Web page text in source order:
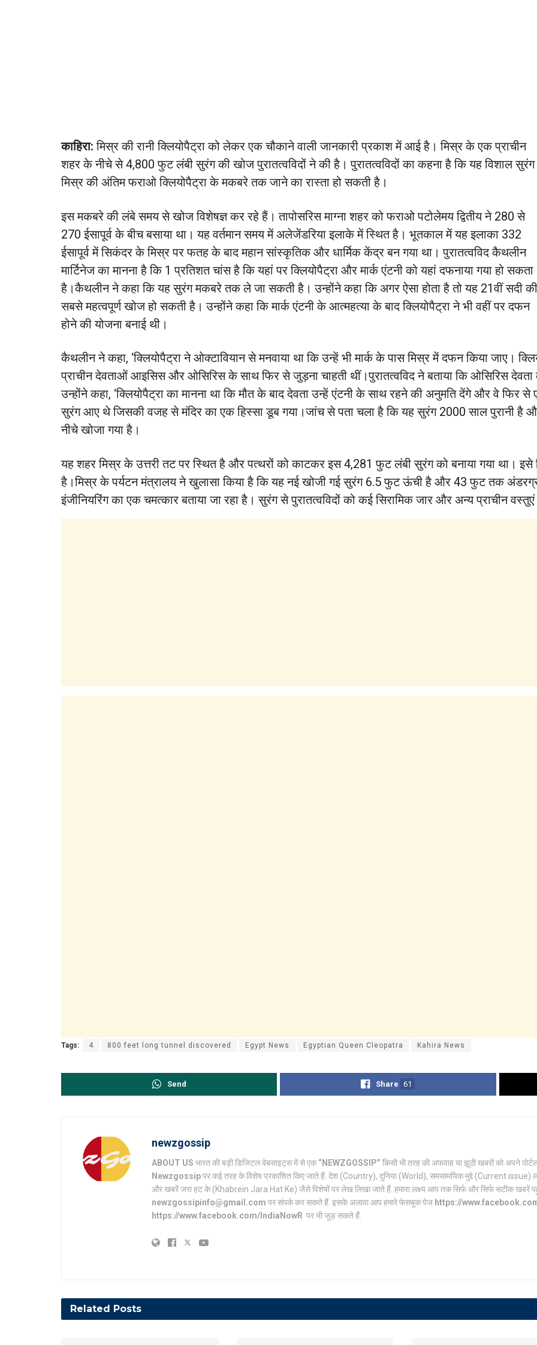
काहिरा: मिस्र की रानी क्लियोपैट्रा को लेकर एक चौकाने वाली जानकारी प्रकाश में आई है। मिस्र के एक प्राचीन
शहर के नीचे से 4,800 फुट लंबी सुरंग की खोज पुरातत्वविदों ने की है। पुरातत्वविदों का कहना है कि यह विशाल सुरंग
मिस्र की अंतिम फराओ क्लियोपैट्रा के मकबरे तक जाने का रास्ता हो सकती है।
इस मकबरे की लंबे समय से खोज विशेषज्ञ कर रहे हैं। तापोसरिस माग्ना शहर को फराओ पटोलेमय द्वितीय ने 280 से
270 ईसापूर्व के बीच बसाया था। यह वर्तमान समय में अलेजेंडरिया इलाके में स्थित है। भूतकाल में यह इलाका 332
ईसापूर्व में सिकंदर के मिस्र पर फतह के बाद महान सांस्कृतिक और धार्मिक केंद्र बन गया था। पुरातत्वविद कैथलीन
मार्टिनेज का मानना है कि 1 प्रतिशत चांस है कि यहां पर क्लियोपैट्रा और मार्क एंटनी को यहां दफनाया गया हो सकता
है।कैथलीन ने कहा कि यह सुरंग मकबरे तक ले जा सकती है। उन्होंने कहा कि अगर ऐसा होता है तो यह 21वीं सदी की
सबसे महत्वपूर्ण खोज हो सकती है। उन्होंने कहा कि मार्क एंटनी के आत्महत्या के बाद क्लियोपैट्रा ने भी वहीं पर दफन
होने की योजना बनाई थी।
कैथलीन ने कहा, ‘क्लियोपैट्रा ने ओक्टावियान से मनवाया था कि उन्हें भी मार्क के पास मिस्र में दफन किया जाए।
प्राचीन देवताओं आइसिस और ओसिरिस के साथ फिर से जुड़ना चाहती थीं।पुरातत्वविद ने बताया कि ओसिरिस देवता
उन्होंने कहा, ‘क्लियोपैट्रा का मानना था कि मौत के बाद देवता उन्हें एंटनी के साथ रहने की अनुमति देंगे और वे
सुरंग आए थे जिसकी वजह से मंदिर का एक हिस्सा डूब गया।जांच से पता चला है कि यह सुरंग 2000 साल पुरानी है
नीचे खोजा गया है।
यह शहर मिस्र के उत्तरी तट पर स्थित है और पत्थरों को काटकर इस 4,281 फुट लंबी सुरंग को बनाया गया था। इसे
है।मिस्र के पर्यटन मंत्रालय ने खुलासा किया है कि यह नई खोजी गई सुरंग 6.5 फुट ऊंची है और 43 फुट तक
इंजीनियरिंग का एक चमत्कार बताया जा रहा है। सुरंग से पुरातत्वविदों को कई सिरामिक जार और अन्य प्राचीन वस्तुएं
Tags: 4 800 feet long tunnel discovered Egypt News Egyptian Queen Cleopatra Kahira News
Send Share 61
newzgossip
ABOUT US भारत की बड़ी डिजिटल वेबसाइट्स में से एक“NEWZGOSSIP” किसी भी तरह की अफवाह या झूठी खबरों को अपने
Newzgossipपर कई तरह के विशेष प्रकाशित किए जाते हैं. देश (Country), दुनिया (World), समसामयिक मुद्दे (Current
और खबरें जरा हट के (Khabrein Jara Hat Ke) जैसे विशेषों पर लेख लिखा जाते हैं. हमारा लक्ष्य आप तक सिर्फ और सिर्फ सटीक खबरें
newzgossipinfo@gmail.com पर संपर्क कर सकते हैं. इसके अलावा आप हमारे फेसबुक पेज https://
https://www.facebook.com/IndiaNowR पर भी जुड़ सकते हैं.
Related Posts